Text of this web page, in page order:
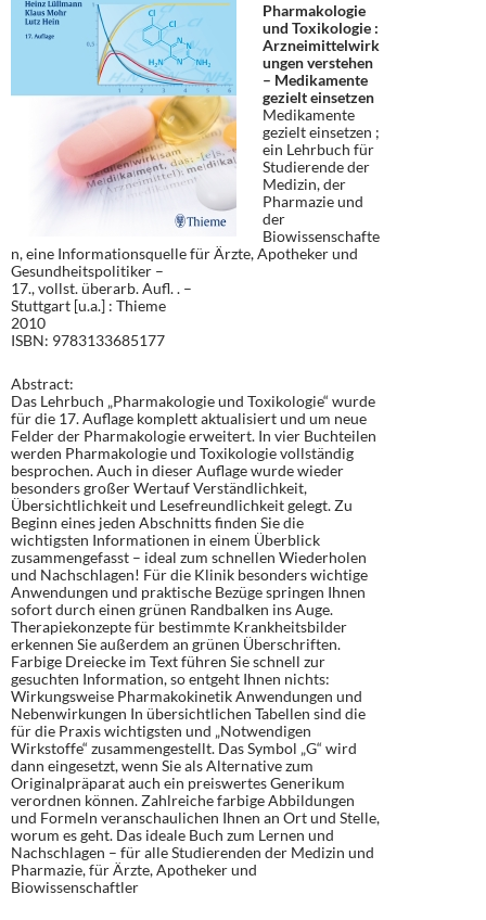
Pharmakologie
und Toxikologie :
Arzneimittelwirk
ungen verstehen
– Medikamente
gezielt einsetzen
Medikamente
gezielt einsetzen ;
ein Lehrbuch für
Studierende der
Medizin, der
Pharmazie und
der
Biowissenschafte
n, eine Informationsquelle für Ärzte, Apotheker und
Gesundheitspolitiker –
17., vollst. überarb. Aufl. . –
Stuttgart [u.a.] : Thieme
2010
ISBN: 9783133685177
Abstract:
Das Lehrbuch „Pharmakologie und Toxikologie“ wurde
für die 17. Auflage komplett aktualisiert und um neue
Felder der Pharmakologie erweitert. In vier Buchteilen
werden Pharmakologie und Toxikologie vollständig
besprochen. Auch in dieser Auflage wurde wieder
besonders großer Wertauf Verständlichkeit,
Übersichtlichkeit und Lesefreundlichkeit gelegt. Zu
Beginn eines jeden Abschnitts finden Sie die
wichtigsten Informationen in einem Überblick
zusammengefasst – ideal zum schnellen Wiederholen
und Nachschlagen! Für die Klinik besonders wichtige
Anwendungen und praktische Bezüge springen Ihnen
sofort durch einen grünen Randbalken ins Auge.
Therapiekonzepte für bestimmte Krankheitsbilder
erkennen Sie außerdem an grünen Überschriften.
Farbige Dreiecke im Text führen Sie schnell zur
gesuchten Information, so entgeht Ihnen nichts:
Wirkungsweise Pharmakokinetik Anwendungen und
Nebenwirkungen In übersichtlichen Tabellen sind die
für die Praxis wichtigsten und „Notwendigen
Wirkstoffe“ zusammengestellt. Das Symbol „G“ wird
dann eingesetzt, wenn Sie als Alternative zum
Originalpräparat auch ein preiswertes Generikum
verordnen können. Zahlreiche farbige Abbildungen
und Formeln veranschaulichen Ihnen an Ort und Stelle,
worum es geht. Das ideale Buch zum Lernen und
Nachschlagen – für alle Studierenden der Medizin und
Pharmazie, für Ärzte, Apotheker und
Biowissenschaftler